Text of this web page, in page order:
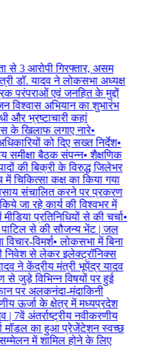
से 3 आरोपी गिरफ्तार, असम
डॉ. यादव ने लोकसभा अध्यक्ष
परंपराओं एवं जनहित के मुद्दों
विश्वास अभियान का शुभारंभ
और भ्रष्टाचारी कहां
के खिलाफ लगाए नारे•
को दिए सख्त निर्देश•
समीक्षा बैठक संपन्न• शैक्षणिक
की बिक्री के विरुद्ध जिलेभर
में चिकित्सा कक्ष का किया गया
संचालित करने पर प्रकरण
जा रहे कार्य की विश्वभर में
प्रतिनिधियों से की चर्चा•
पाटिल से की सौजन्य भेंट | जल
विमर्श• लोकसभा में बिना
से लेकर इलेक्ट्रॉनिक्स
ने केंद्रीय मंत्री भूपेंद्र यादव
जुड़े विभिन्न विषयों पर हुई
पर अलकनंदा-मंदाकिनी
ऊर्जा के क्षेत्र में मध्यप्रदेश
7वें अंतर्राष्ट्रीय नवीकरणीय
मॉडल का हुआ प्रेजेंटेशन स्वच्छ
में शामिल होने के लिए